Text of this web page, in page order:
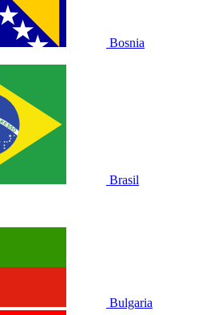
Bosnia
Brasil
Bulgaria